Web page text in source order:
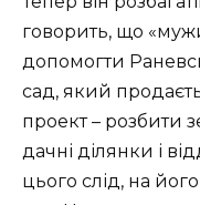
говорить, що
допомогти
сад, який
проект – розбити
дачні ділянки і
цього слід, на